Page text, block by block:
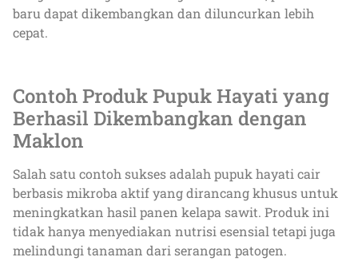
baru dapat dikembangkan dan diluncurkan lebih
cepat.
Contoh Produk Pupuk Hayati yang
Berhasil Dikembangkan dengan
Maklon
Salah satu contoh sukses adalah pupuk hayati cair
berbasis mikroba aktif yang dirancang khusus untuk
meningkatkan hasil panen kelapa sawit. Produk ini
tidak hanya menyediakan nutrisi esensial tetapi juga
melindungi tanaman dari serangan patogen.